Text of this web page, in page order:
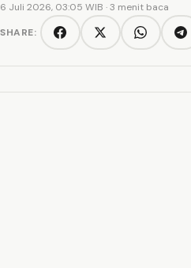
6 Juli 2026, 03:05 WIB · 3 menit baca
SHARE:
FacebookTwitter/XWhatsApp